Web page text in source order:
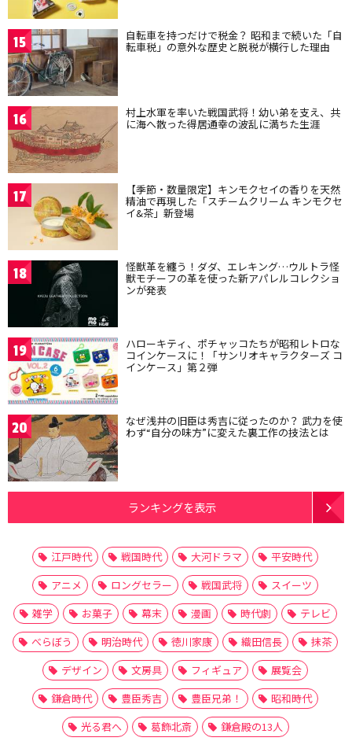
15 自転車を持つだけで税金？ 昭和まで続いた「自
転車税」の意外な歴史と脱税が横行した理由
16 村上水軍を率いた戦国武将！幼い弟を支え、共
に海へ散った得居通幸の波乱に満ちた生涯
17 【季節・数量限定】キンモクセイの香りを天然
精油で再現した「スチームクリーム キンモクセ
イ&茶」新登場
18 怪獣革を纏う！ダダ、エレキング…ウルトラ怪
獣モチーフの革を使った新アパレルコレクショ
ンが発表
19 ハローキティ、ポチャッコたちが昭和レトロな
コインケースに！「サンリオキャラクターズ コ
インケース」第２弾
20 なぜ浅井の旧臣は秀吉に従ったのか？ 武力を使
わず“自分の味方”に変えた裏工作の技法とは
ランキングを表示
江戸時代 戦国時代 大河ドラマ
平安時代
アニメ
ロングセラー 戦国武将
スイーツ
雑学
お菓子 幕末 漫画 時代劇
テレビ
べらぼう
明治時代 徳川家康 織田信長
抹茶
デザイン
文房具 フィギュア
展覧会
鎌倉時代
豊臣秀吉 豊臣兄弟！
昭和時代
光る君へ
葛飾北斎 鎌倉殿の13人